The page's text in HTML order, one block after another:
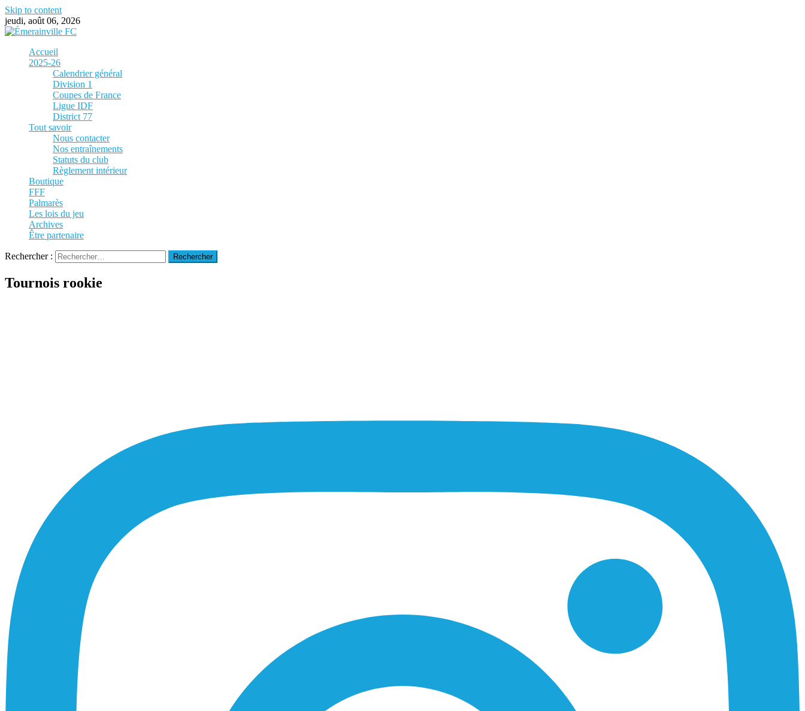
Skip to content
jeudi, août 06, 2026
Accueil
2025-26
Calendrier général
Division 1
Coupes de France
Ligue IDF
District 77
Tout savoir
Nous contacter
Nos entraînements
Statuts du club
Règlement intérieur
Boutique
FFF
Palmarès
Les lois du jeu
Archives
Être partenaire
Rechercher :
Tournois rookie